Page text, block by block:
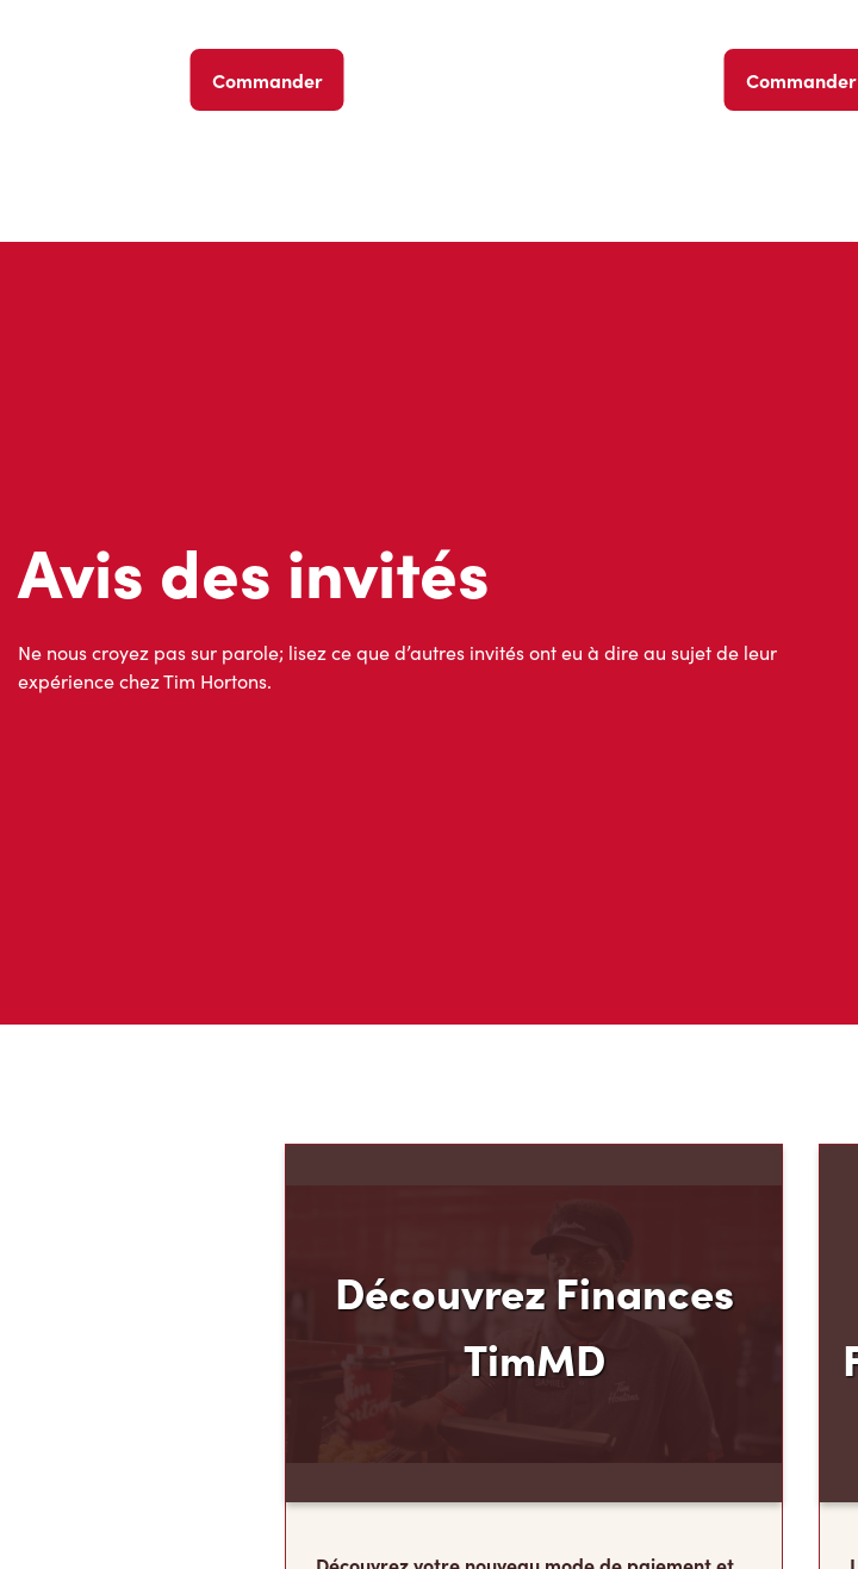
Commander Commander
Ne nous croyez pas sur parole; lisez ce que d’autres invités ont eu à dire au sujet de leur
Découvrez votre nouveau mode de paiement et